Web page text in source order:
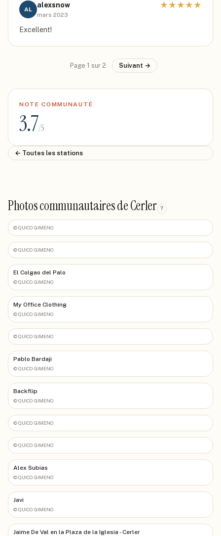
AL
alexsnow
mars 2023
★ ★ ★ ★ ★
Excellent!
Page 1 sur 2 Suivant →
NOTE COMMUNAUTÉ
3.7/5
← Toutes les stations
Photos communautaires de Cerler ?
©QUICO GIMENO
©QUICO GIMENO
El Colgao del Palo
©QUICO GIMENO
My Office Clothing
©QUICO GIMENO
©QUICO GIMENO
Pablo Bardaji
©QUICO GIMENO
Backflip
©QUICO GIMENO
©QUICO GIMENO
©QUICO GIMENO
Alex Subias
©QUICO GIMENO
Javi
©QUICO GIMENO
Jaime De Val en la Plaza de la Iglesia - Cerler